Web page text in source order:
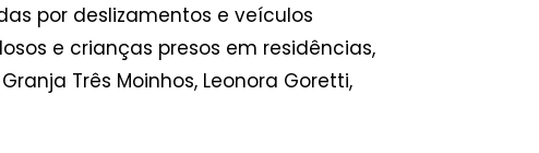
por deslizamentos e veículos
e crianças presos em residências,
Três Moinhos, Leonora Goretti,